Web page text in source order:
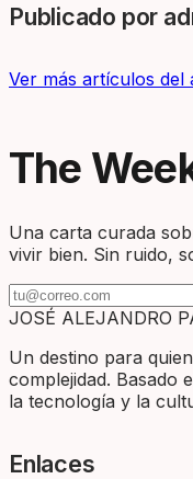
Publicado por
Ver más artículos
The
Una carta curada
vivir bien. Sin ruido,
JOSÉ ALEJANDRO
Un destino para
complejidad. Basado
la tecnología y la
Enlaces